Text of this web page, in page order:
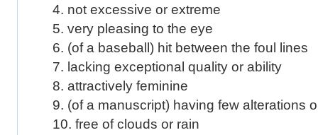
4. not excessive or extreme
5. very pleasing to the eye
6. (of a baseball) hit between the foul lines
7. lacking exceptional quality or ability
8. attractively feminine
9. (of a manuscript) having few alterations
10. free of clouds or rain